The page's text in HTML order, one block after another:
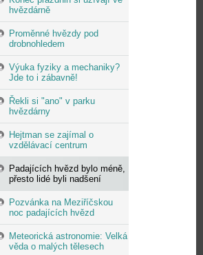
hvězdárně
Proměnné hvězdy pod
drobnohledem
Výuka fyziky a mechaniky?
Jde to i zábavně!
Řekli si "ano" v parku
hvězdárny
Hejtman se zajímal o
vzdělávací centrum
Padajících hvězd bylo méně,
přesto lidé byli nadšení
Pozvánka na Meziříčskou
noc padajících hvězd
Meteorická astronomie: Velká
věda o malých tělesech